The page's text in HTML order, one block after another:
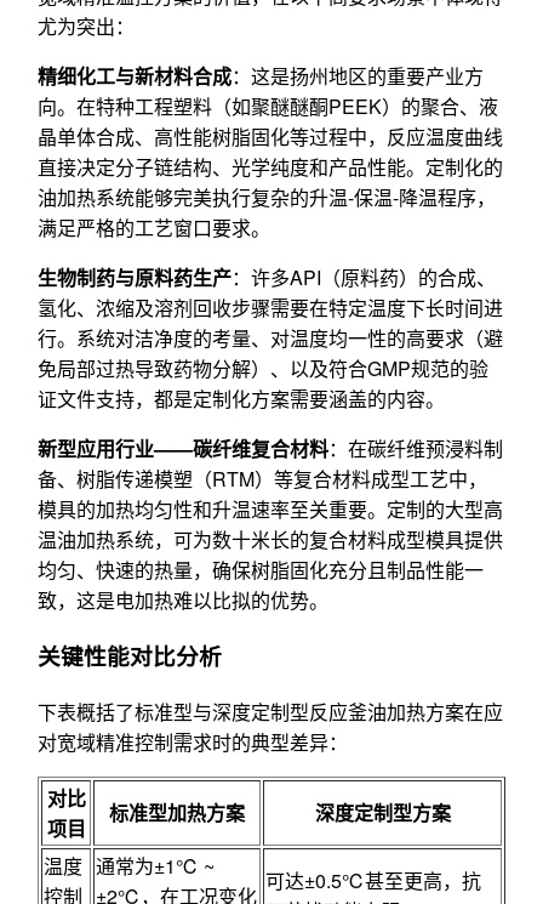
尤为突出：
精细化工与新材料合成：这是扬州地区的重要产业方
向。在特种工程塑料（如聚醚醚酮PEEK）的聚合、液
晶单体合成、高性能树脂固化等过程中，反应温度曲线
直接决定分子链结构、光学纯度和产品性能。定制化的
油加热系统能够完美执行复杂的升温-保温-降温程序，
满足严格的工艺窗口要求。
生物制药与原料药生产：许多API（原料药）的合成、
氢化、浓缩及溶剂回收步骤需要在特定温度下长时间进
行。系统对洁净度的考量、对温度均一性的高要求（避
免局部过热导致药物分解）、以及符合GMP规范的验
证文件支持，都是定制化方案需要涵盖的内容。
新型应用行业——碳纤维复合材料：在碳纤维预浸料制
备、树脂传递模塑（RTM）等复合材料成型工艺中，
模具的加热均匀性和升温速率至关重要。定制的大型高
温油加热系统，可为数十米长的复合材料成型模具提供
均匀、快速的热量，确保树脂固化充分且制品性能一
致，这是电加热难以比拟的优势。
关键性能对比分析
下表概括了标准型与深度定制型反应釜油加热方案在应
对宽域精准控制需求时的典型差异：
对比
项目
标准型加热方案
深度定制型方案
温度
控制
通常为±1℃ ~
±2℃，在工况变化
可达±0.5℃甚至更高，抗